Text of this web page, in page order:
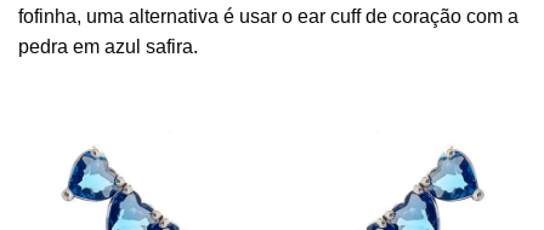
fofinha, uma alternativa é usar o ear cuff de coração com a
pedra em azul safira.